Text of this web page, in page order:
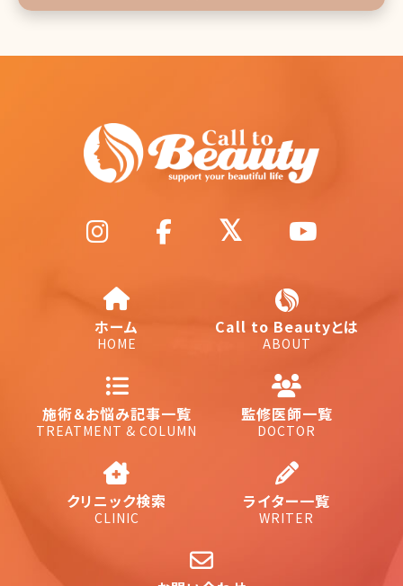
ホーム
HOME
Call to Beautyとは
ABOUT
施術＆お悩み記事一覧
TREATMENT & COLUMN
監修医師一覧
DOCTOR
クリニック検索
CLINIC
ライター一覧
WRITER